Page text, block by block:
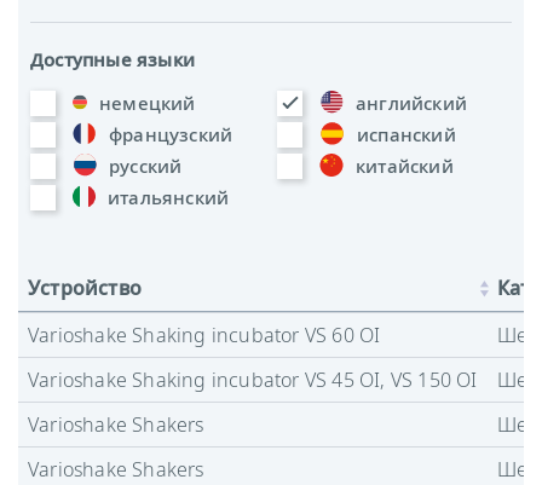
Доступные языки
немецкий
английский
французский
испанский
русский
китайский
итальянский
Устройство
Varioshake Shaking incubator VS 60 OI
Varioshake Shaking incubator VS 45 OI, VS 150 OI
Varioshake Shakers
Varioshake Shakers